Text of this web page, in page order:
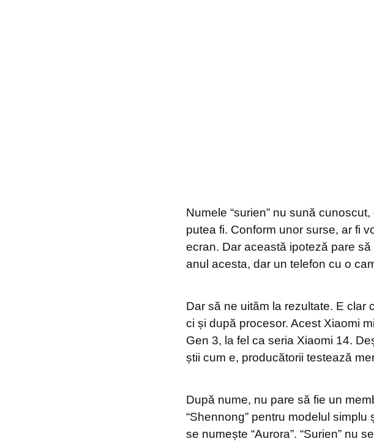
Numele “surien” nu sună
putea fi. Conform unor surse, ar fi
ecran. Dar această ipoteză pare
anul acesta, dar un telefon cu o
Dar să ne uităm la rezultate. E clar
ci și după procesor. Acest Xiaomi
Gen 3, la fel ca seria Xiaomi 14.
știi cum e, producătorii testează
După nume, nu pare să fie un
“Shennong” pentru modelul
se numește “Aurora”. “Surien” nu